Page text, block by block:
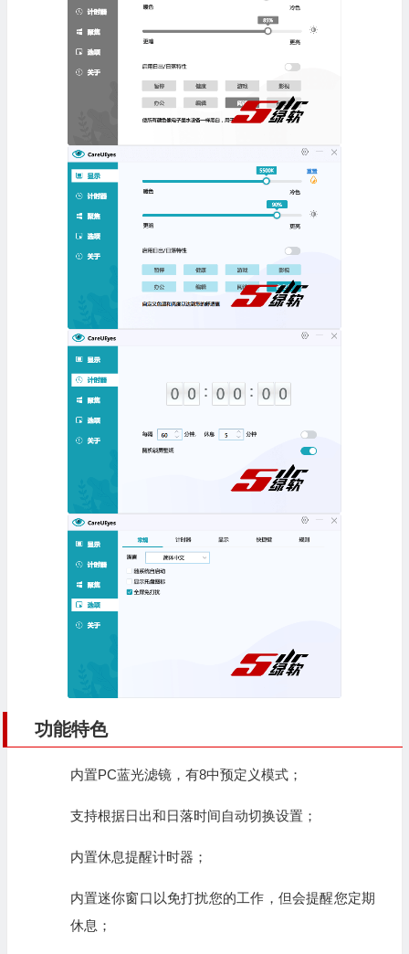
功能特色
内置PC蓝光滤镜，有8中预定义模式；
支持根据日出和日落时间自动切换设置；
内置休息提醒计时器；
内置迷你窗口以免打扰您的工作，但会提醒您定期
休息；